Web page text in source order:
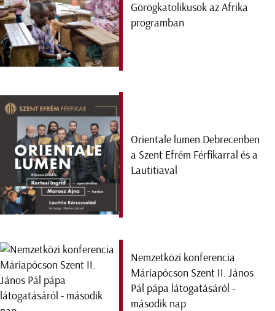
Görögkatolikusok az Afrika
programban
Orientale lumen Debrecenben
a Szent Efrém Férfikarral és a
Lautitiaval
Nemzetközi konferencia
Máriapócson Szent II. János
Pál pápa látogatásáról -
második nap